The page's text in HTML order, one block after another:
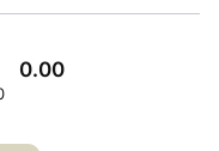
0.00